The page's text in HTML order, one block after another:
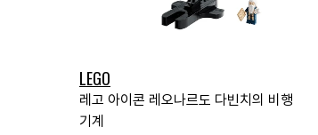
LEGO
레고 아이콘 레오나르도 다빈치의 비행
기계